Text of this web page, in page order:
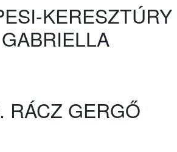
KERESZTÚRY
GABRIELLA
RÁCZ GERGŐ